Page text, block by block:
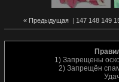
« Предыдущая | 147 148 149
1) Запрещены
2) Запрещён